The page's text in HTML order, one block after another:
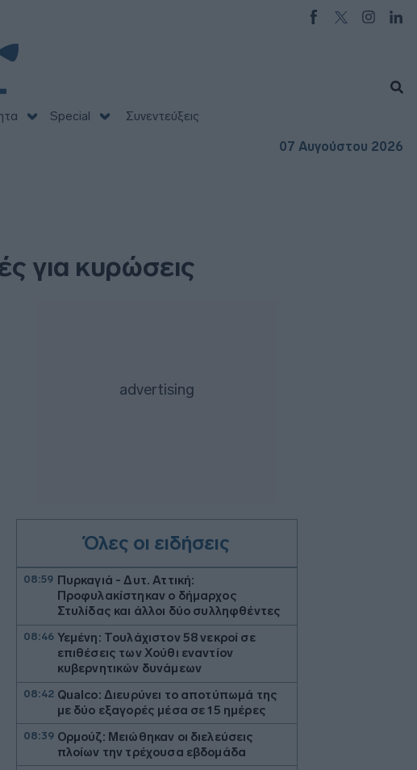
Special
Συνεντεύξεις
07 Αυγούστου 2026
για κυρώσεις
Όλες οι ειδήσεις
08:59 Πυρκαγιά - Δυτ. Αττική:
Προφυλακίστηκαν ο δήμαρχος
Στυλίδας και άλλοι δύο συλληφθέντες
08:46 Υεμένη: Τουλάχιστον 58 νεκροί σε
επιθέσεις των Χούθι εναντίον
κυβερνητικών δυνάμεων
08:42 Qualco: Διευρύνει το αποτύπωμά της
με δύο εξαγορές μέσα σε 15 ημέρες
08:39 Ορμούζ: Μειώθηκαν οι διελεύσεις
πλοίων την τρέχουσα εβδομάδα